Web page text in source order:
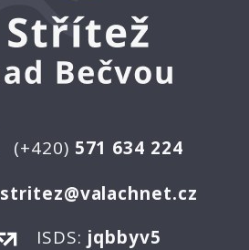
(+420) 571 634 224
stritez@valachnet.cz
ISDS: jqbbyv5